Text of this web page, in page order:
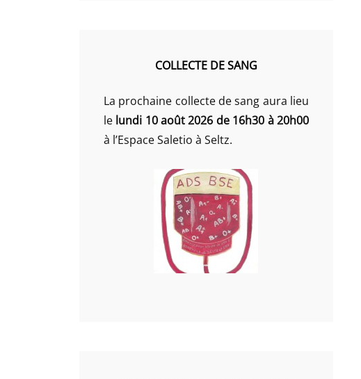
COLLECTE DE SANG
La prochaine collecte de sang aura lieu
le lundi 10 août 2026 de 16h30 à 20h00
à l’Espace Saletio à Seltz.